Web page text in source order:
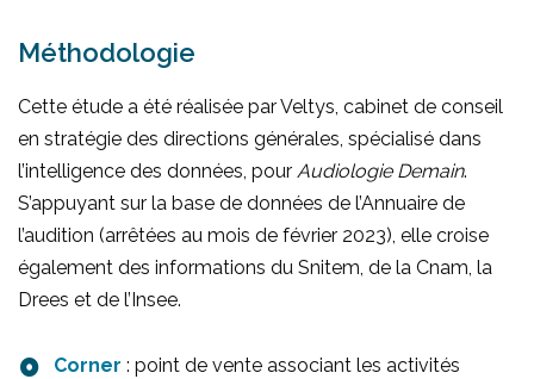
L’avis de Brice Jantzem,
président du SDA
Le secteur de l’aide auditive n’échappe
pas aux mécanismes d’externalisation des
risques d’autres secteurs : les
créer. Ainsi de nombreuses entreprises
Méthodologie
Cette étude a été réalisée par Veltys, cabinet de conseil
en stratégie des directions générales, spécialisé dans
l’intelligence des données, pour Audiologie Demain.
S’appuyant sur la base de données de l’Annuaire de
l’audition (arrêtées au mois de février 2023), elle croise
également des informations du Snitem, de la Cnam, la
Drees et de l’Insee.
Corner : point de vente associant les activités